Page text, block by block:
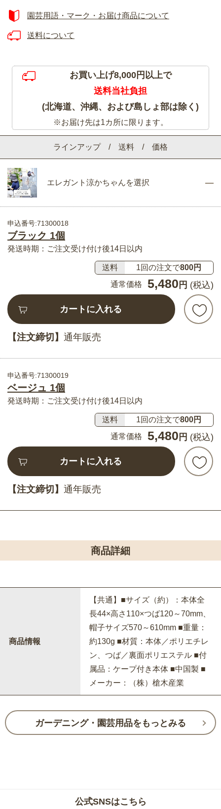
ラインアップ / 送料 / 価格
エレガント涼かちゃんを選択
申込番号:71300018
ブラック 1個
発送時期：ご注文受け付け後14日以内
送料 1回の注文で800円
通常価格
5,480 円 (税込)
カートに入れる
【注文締切】 通年販売
申込番号:71300019
ベージュ 1個
発送時期：ご注文受け付け後14日以内
送料 1回の注文で800円
通常価格
5,480 円 (税込)
カートに入れる
【注文締切】 通年販売
園芸用語・マーク・お届け商品について
送料について
お買い上げ8,000円以上で
送料当社負担
(北海道、沖縄、および島しょ部は除く)
※お届け先は1カ所に限ります。
商品詳細
商品情報
【共通】■サイズ（約）：本体全
長44×高さ110×つば120～70mm、
帽子サイズ570～610mm ■重量：
約130g ■材質：本体／ポリエチレ
ン、つば／裏面ポリエステル ■付
属品：ケープ付き本体 ■中国製 ■
メーカー：（株）槍木産業
ガーデニング・園芸用品をもっとみる
公式SNSはこちら